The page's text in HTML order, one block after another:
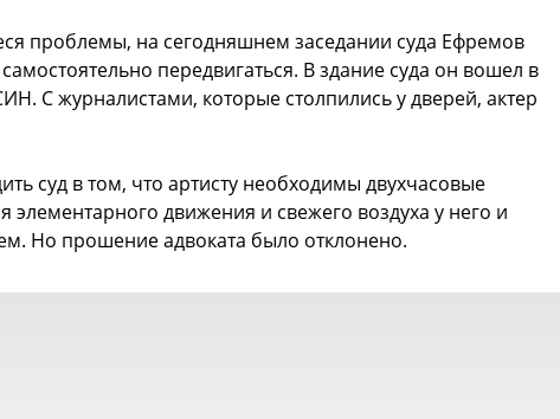
проблемы, на сегодняшнем заседании суда Ефремов
передвигаться. В здание суда он вошел в
С журналистами, которые столпились у дверей, актер
суд в том, что артисту необходимы двухчасовые
элементарного движения и свежего воздуха у него и
Но прошение адвоката было отклонено.